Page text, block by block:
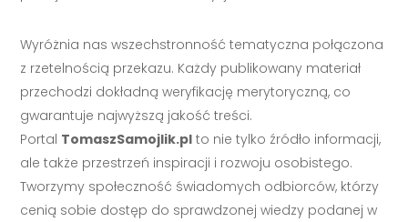
Wyróżnia nas wszechstronność tematyczna połączona
z rzetelnością przekazu. Każdy publikowany materiał
przechodzi dokładną weryfikację merytoryczną, co
gwarantuje najwyższą jakość treści.
Portal TomaszSamojlik.pl to nie tylko źródło informacji,
ale także przestrzeń inspiracji i rozwoju osobistego.
Tworzymy społeczność świadomych odbiorców, którzy
cenią sobie dostęp do sprawdzonej wiedzy podanej w